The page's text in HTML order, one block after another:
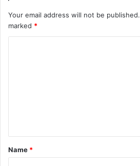
Your email address will not be published.
marked *
t
*
Name *